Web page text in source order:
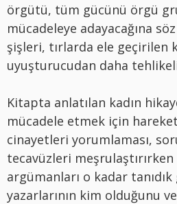
örgütü, tüm gücünü örgü
mücadeleye adayacağına
şişleri, tırlarda ele geçirilen
uyuşturucudan daha
Kitapta anlatılan kadın
mücadele etmek için
cinayetleri yorumlaması,
tecavüzleri meşrulaştırırken
argümanları o kadar
yazarlarının kim olduğunu